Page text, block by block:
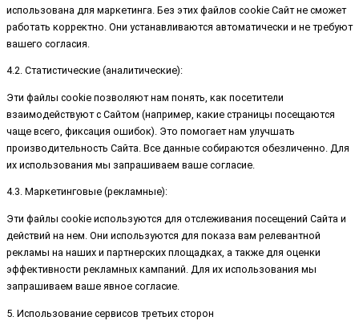
использована для маркетинга. Без этих файлов cookie Сайт не сможет
работать корректно. Они устанавливаются автоматически и не требуют
вашего согласия.
4.2. Статистические (аналитические):
Эти файлы cookie позволяют нам понять, как посетители
взаимодействуют с Сайтом (например, какие страницы посещаются
чаще всего, фиксация ошибок). Это помогает нам улучшать
производительность Сайта. Все данные собираются обезличенно. Для
их использования мы запрашиваем ваше согласие.
4.3. Маркетинговые (рекламные):
Эти файлы cookie используются для отслеживания посещений Сайта и
действий на нем. Они используются для показа вам релевантной
рекламы на наших и партнерских площадках, а также для оценки
эффективности рекламных кампаний. Для их использования мы
запрашиваем ваше явное согласие.
5. Использование сервисов третьих сторон